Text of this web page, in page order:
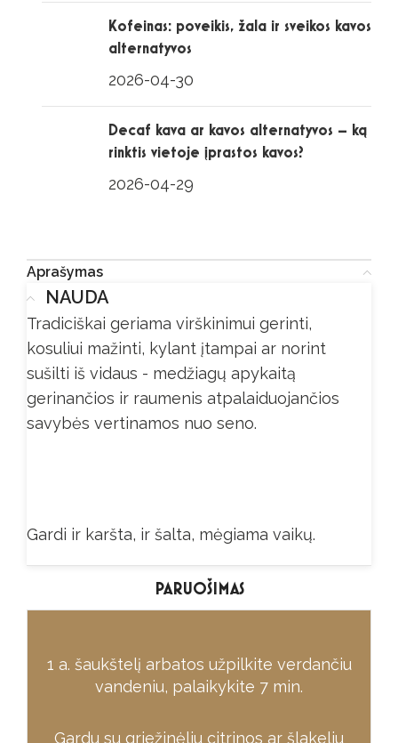
Kofeinas: poveikis, žala ir sveikos kavos
alternatyvos
2026-04-30
Decaf kava ar kavos alternatyvos – ką
rinktis vietoje įprastos kavos?
2026-04-29
Aprašymas
NAUDA
Tradiciškai geriama virškinimui gerinti,
kosuliui mažinti, kylant įtampai ar norint
sušilti iš vidaus - medžiagų apykaitą
gerinančios ir raumenis atpalaiduojančios
savybės vertinamos nuo seno.
Gardi ir karšta, ir šalta, mėgiama vaikų.
PARUOŠIMAS
1 a. šaukštelį arbatos užpilkite verdančiu
vandeniu, palaikykite 7 min.
Gardu su griežinėliu citrinos ar šlakeliu